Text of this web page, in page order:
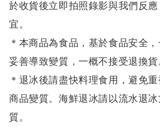
於收貨後立即拍照錄影與我們反
宜。
＊本商品為食品，基於食品安全
妥善導致變質，一概不接受退換貨
＊退冰後請盡快料理食用，避免
商品變質。海鮮退冰請以流水退冰
質。